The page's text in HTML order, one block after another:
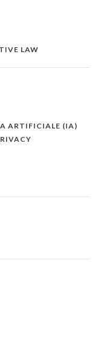
LAW
ARTIFICIALE (IA)